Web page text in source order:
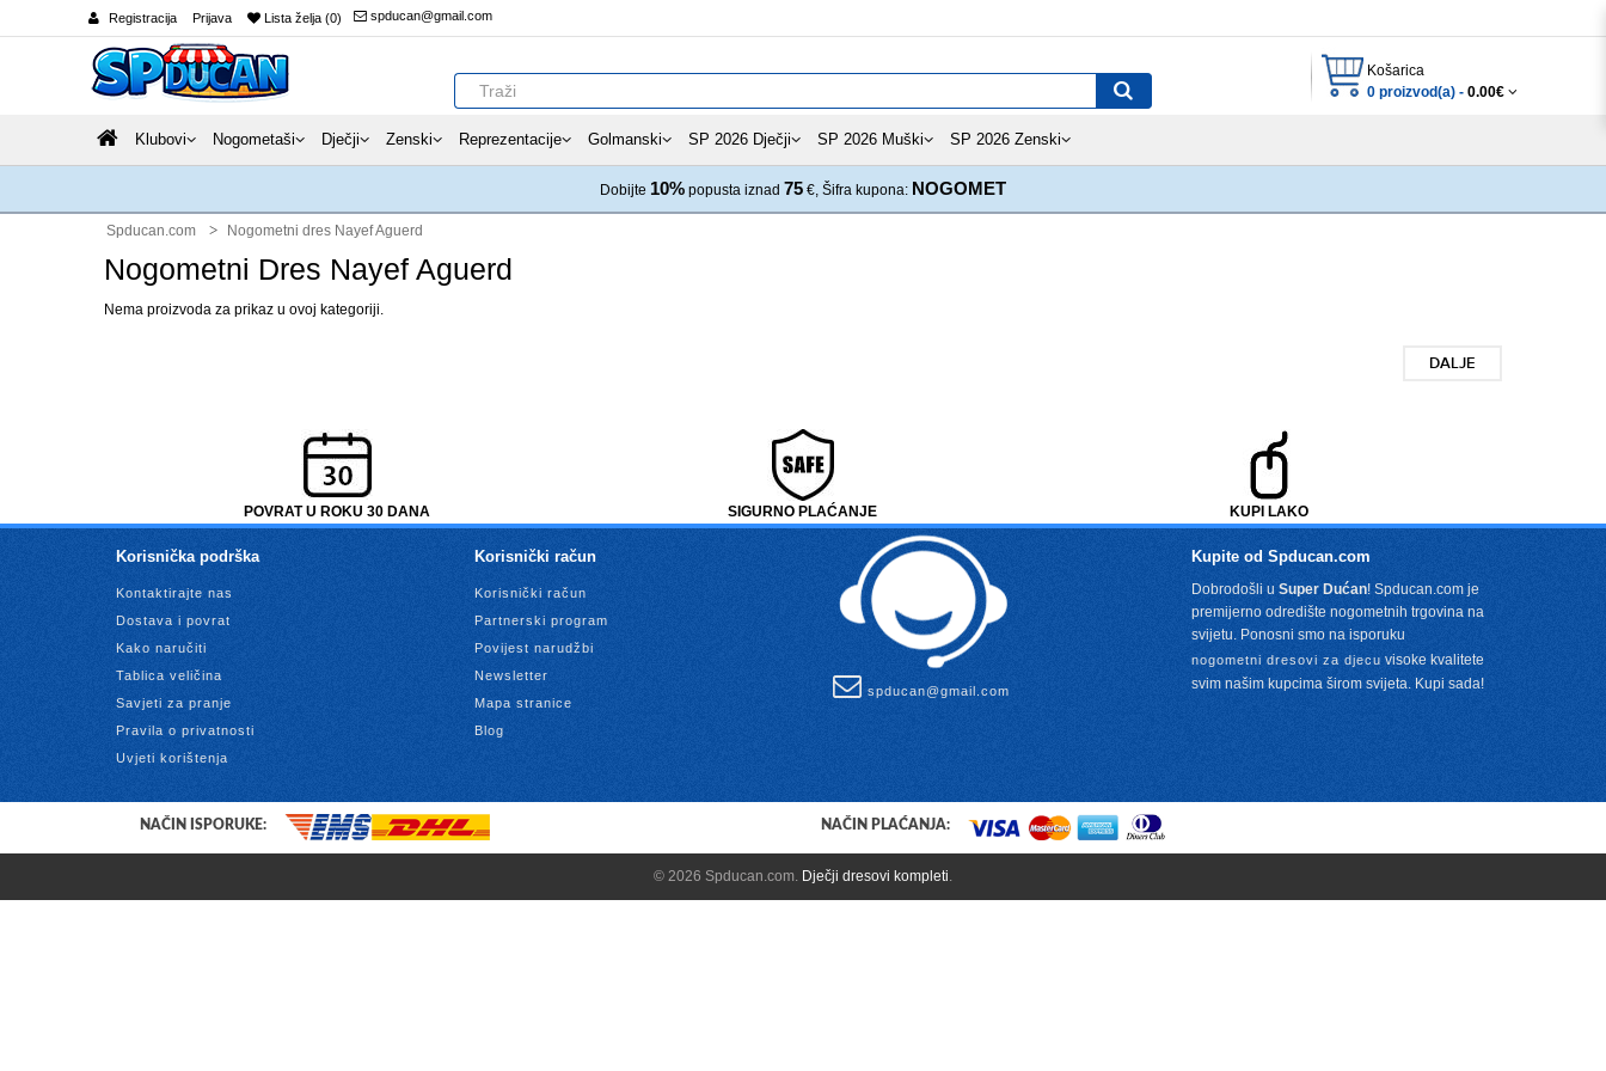
Registracija Prijava Lista želja (0) spducan@gmail.com
Košarica
0 proizvod(a) - 0.00€
Klubovi Nogometaši Dječji Zenski Reprezentacije Golmanski SP 2026 Dječji SP 2026 Muški SP 2026 Zenski
Dobijte 10% popusta iznad 75 €, Šifra kupona: NOGOMET
Spducan.com Nogometni dres Nayef Aguerd
Nogometni Dres Nayef Aguerd
Nema proizvoda za prikaz u ovoj kategoriji.
DALJE
POVRAT U ROKU 30 DANA SIGURNO PLAĆANJE KUPI LAKO
Korisnička podrška
Kontaktirajte nas
Dostava i povrat
Kako naručiti
Tablica veličina
Savjeti za pranje
Pravila o privatnosti
Uvjeti korištenja
Korisnički račun
Korisnički račun
Partnerski program
Povijest narudžbi
Newsletter
Mapa stranice
Blog
spducan@gmail.com
Kupite od Spducan.com
Dobrodošli u Super Dućan! Spducan.com je
premijerno odredište nogometnih trgovina na
svijetu. Ponosni smo na isporuku
nogometni dresovi za djecu visoke kvalitete
svim našim kupcima širom svijeta. Kupi sada!
NAČIN ISPORUKE: NAČIN PLAĆANJA:
© 2026 Spducan.com. Dječji dresovi kompleti.